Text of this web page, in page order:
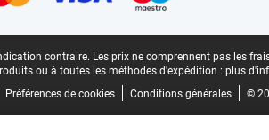
contraire. Les prix ne comprennent pas les
ou à toutes les méthodes d'expédition : plus
Préférences de cookies Conditions générales ©